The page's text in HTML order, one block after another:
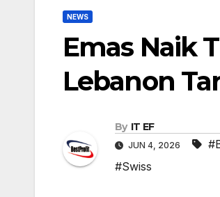
NEWS
Emas Naik
Lebanon
By IT EF
JUN 4, 2026
#Swiss